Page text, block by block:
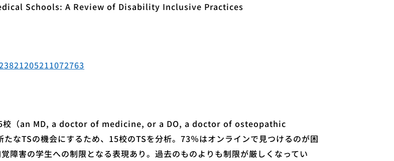
Schools: A Review of Disability Inclusive Practices
校（an MD, a doctor of medicine, or a DO, a doctor of osteopathic
なTSの機会にするため、15校のTSを分析。73％はオンラインで見つけるのが困
障害の学生への制限となる表現あり。過去のものよりも制限が厳しくなってい